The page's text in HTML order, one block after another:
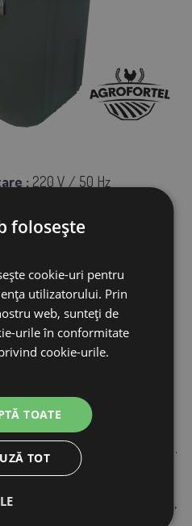
:220 V / 50 Hz
: 13,4 litri
: 445 × 435 × 530 mm
:
45
o capacitate de 45 L
mm)
AGF-45
este un ajutor
nevoie de un dispozitiv
prelucrarea cerealelor acasă
.
hrana pentru animale sau
acest tocător oferă
construcției durabile,
folosește
cookie-uri pentru
utilizatorului. Prin
web, sunteți de
urile în conformitate
cookie-urile.
TOATE
TOT